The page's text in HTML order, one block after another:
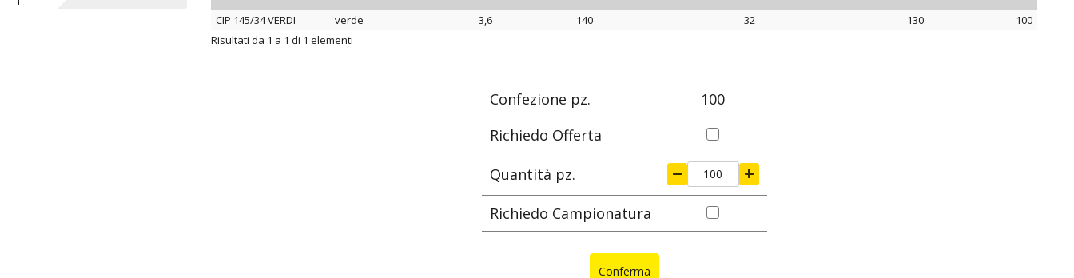
ARTICOLO colore
CIP 145/34 VERDI verde 3,6 140 32 130
100
Risultati da 1 a 1 di 1 elementi
Confezione pz.
100
Richiedo Offerta
Quantità pz.
Richiedo Campionatura
Conferma